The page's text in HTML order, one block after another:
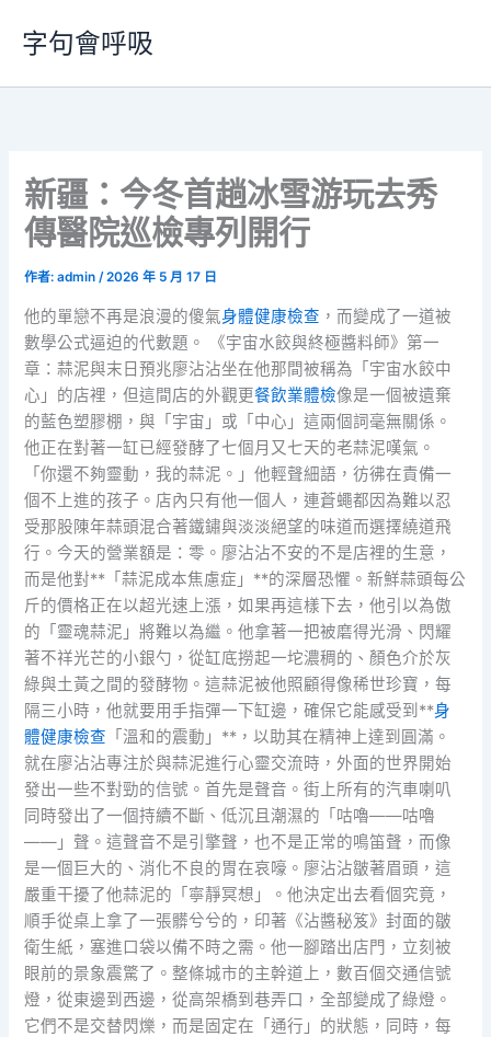
要
字句會呼吸
新疆：今冬首趟冰雪游玩去秀
傳醫院巡檢專列開行
作者:admin/2026 年 5 月 17 日
他的單戀不再是浪漫的傻氣身體健康檢查 ，而變成了一道被
數學公式逼迫的代數題。 《宇宙水餃與終極醬料師》第一
章：蒜泥與末日預兆廖沾沾坐在他那間被稱為「宇宙水餃中
心」的店裡，但這間店的外觀更餐飲業體檢像是一個被遺棄
的藍色塑膠棚，與「宇宙」或「中心」這兩個詞毫無關係。
他正在對著一缸已經發酵了七個月又七天的老蒜泥嘆氣。
「你還不夠靈動，我的蒜泥。」他輕聲細語，彷彿在責備一
個不上進的孩子。店內只有他一個人，連蒼蠅都因為難以忍
受那股陳年蒜頭混合著鐵鏽與淡淡絕望的味道而選擇繞道飛
行。今天的營業額是：零。廖沾沾不安的不是店裡的生意，
而是他對**「蒜泥成本焦慮症」**的深層恐懼。新鮮蒜頭每公
斤的價格正在以超光速上漲，如果再這樣下去，他引以為傲
的「靈魂蒜泥」將難以為繼。他拿著一把被磨得光滑、閃耀
著不祥光芒的小銀勺，從缸底撈起一坨濃稠的、顏色介於灰
綠與土黃之間的發酵物。這蒜泥被他照顧得像稀世珍寶，每
隔三小時，他就要用手指彈一下缸邊，確保它能感受到**身
體健康檢查 「溫和的震動」**，以助其在精神上達到圓滿。
就在廖沾沾專注於與蒜泥進行心靈交流時，外面的世界開始
發出一些不對勁的信號。首先是聲音。街上所有的汽車喇叭
同時發出了一個持續不斷、低沉且潮濕的「咕嚕——咕嚕
——」聲。這聲音不是引擎聲，也不是正常的鳴笛聲，而像
是一個巨大的、消化不良的胃在哀嚎。廖沾沾皺著眉頭，這
嚴重干擾了他蒜泥的「寧靜冥想」。他決定出去看個究竟，
順手從桌上拿了一張髒兮兮的，印著《沾醬秘笈》封面的皺
衛生紙，塞進口袋以備不時之需。他一腳踏出店門，立刻被
眼前的景象震驚了。整條城市的主幹道上，數百個交通信號
燈，從東邊到西邊，從高架橋到巷弄口，全部變成了綠燈。
它們不是交替閃爍，而是固定在「通行」的狀態，同時，每